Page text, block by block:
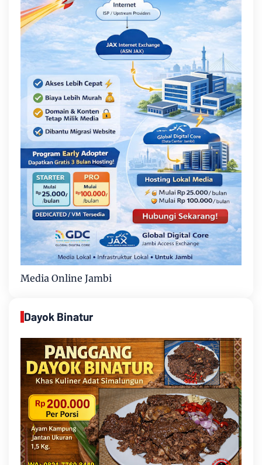
Media Online Jambi
Dayok Binatur